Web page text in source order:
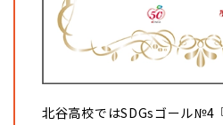
北谷高校ではSDGsゴール№4